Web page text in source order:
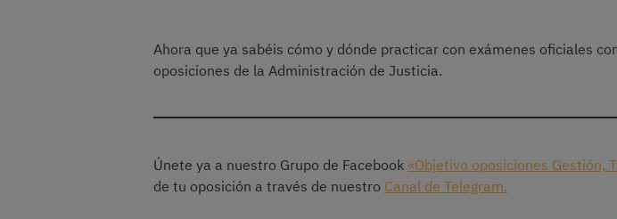
Ahora que ya sabéis cómo y dónde practicar con exámenes oficiales
oposiciones de la Administración de Justicia.
Únete ya a nuestro Grupo de Facebook «Objetivo oposiciones Gestión,
de tu oposición a través de nuestro Canal de Telegram.